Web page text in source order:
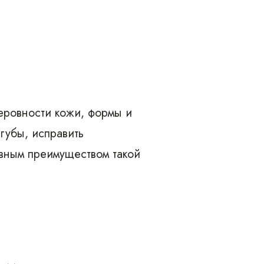
кожи, формы и
исправить
преимуществом такой